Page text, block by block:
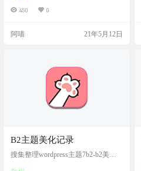
450 0
阿喵 21年5月12日
B2主题美化记录
搜集整理wordpress主题7b2-b2美化